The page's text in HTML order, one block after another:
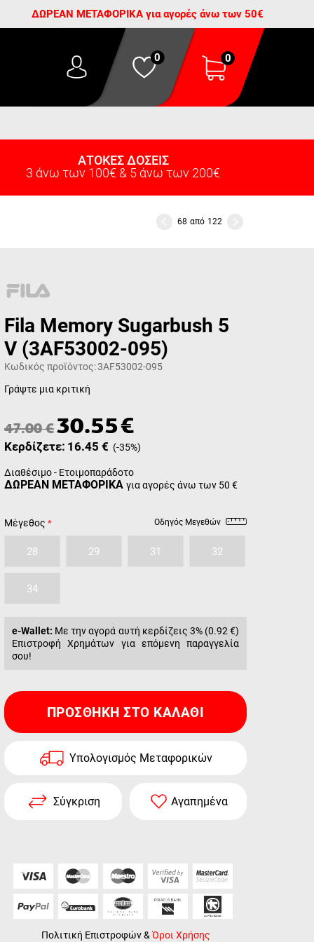
ΔΩΡΕΑΝ ΜΕΤΑΦΟΡΙΚΑ για αγορές άνω των 50€
0 0
ΑΤΟΚΕΣ ΔΟΣΕΙΣ
3 άνω των 100€ & 5 άνω των 200€
68 από 122
Fila Memory Sugarbush 5
V (3AF53002-095)
Κωδικός προϊόντος:3AF53002-095
Γράψτε μια κριτική
47.00€30.55€
Κερδίζετε: 16.45 € (-35%)
Διαθέσιμο - Ετοιμοπαράδοτο
ΔΩΡΕΑΝ ΜΕΤΑΦΟΡΙΚΑ για αγορές άνω των 50 €
Οδηγός Μεγεθών
Μέγεθος
28 29 31 32
34
e-Wallet: Με την αγορά αυτή κερδίζεις 3% (0.92 €)
Επιστροφή Χρημάτων για επόμενη παραγγελία
σου!
ΠΡΟΣΘΉΚΗ ΣΤΟ ΚΑΛΆΘΙ
Υπολογισμός Μεταφορικών
Σύγκριση Αγαπημένα
Πολιτική Επιστροφών& Όροι Χρήσης